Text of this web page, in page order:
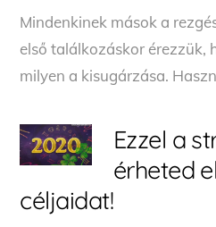
Mindenkinek mások a
első találkozáskor érezzük,
milyen a kisugárzása.
Ezzel a
érheted
céljaidat!